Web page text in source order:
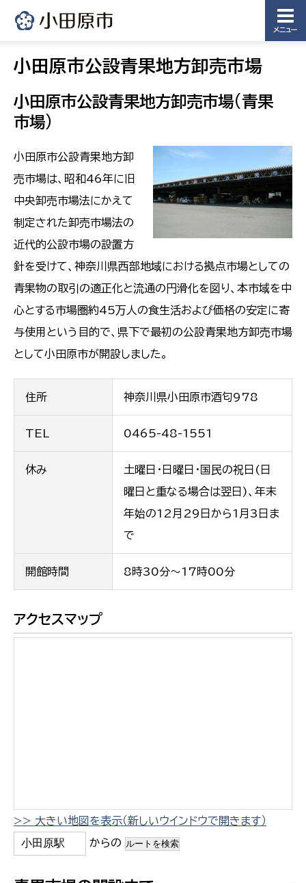
メニュー
小田原市公設青果地方卸売市場
小田原市公設青果地方卸売市場(青果
市場)
小田原市公設青果地方卸
売市場は、昭和46年に旧
中央卸売市場法にかえて
制定された卸売市場法の
近代的公設市場の設置方
針を受けて、神奈川県西部地域における拠点市場としての
青果物の取引の適正化と流通の円滑化を図り、本市域を中
心とする市場圏約45万人の食生活および価格の安定に寄
与使用という目的で、県下で最初の公設青果地方卸売市場
として小田原市が開設しました。
住所 神奈川県小田原市酒匂978
TEL 0465-48-1551
休み
土曜日・日曜日・国民の祝日(日
曜日と重なる場合は翌日)、年末
年始の12月29日から1月3日ま
で
開館時間 8時30分〜17時00分
アクセスマップ
>> 大きい地図を表示（新しいウインドウで開きます）
からの